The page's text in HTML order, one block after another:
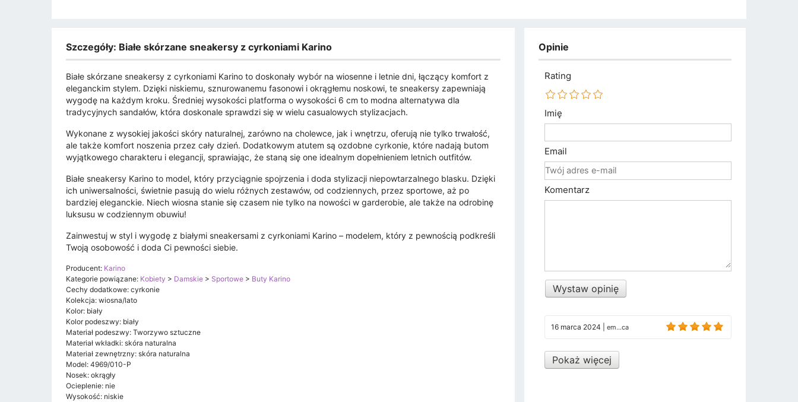
Szczegóły: Białe skórzane sneakersy z cyrkoniami Karino
Białe skórzane sneakersy z cyrkoniami Karino to doskonały wybór na wiosenne i letnie dni, łączący komfort z
eleganckim stylem. Dzięki niskiemu, sznurowanemu fasonowi i okrągłemu noskowi, te sneakersy zapewniają
wygodę na każdym kroku. Średniej wysokości platforma o wysokości 6 cm to modna alternatywa dla
tradycyjnych sandałów, która doskonale sprawdzi się w wielu casualowych stylizacjach.
Wykonane z wysokiej jakości skóry naturalnej, zarówno na cholewce, jak i wnętrzu, oferują nie tylko trwałość,
ale także komfort noszenia przez cały dzień. Dodatkowym atutem są ozdobne cyrkonie, które nadają butom
wyjątkowego charakteru i elegancji, sprawiając, że staną się one idealnym dopełnieniem letnich outfitów.
Białe sneakersy Karino to model, który przyciągnie spojrzenia i doda stylizacji niepowtarzalnego blasku. Dzięki
ich uniwersalności, świetnie pasują do wielu różnych zestawów, od codziennych, przez sportowe, aż po
bardziej eleganckie. Niech wiosna stanie się czasem nie tylko na nowości w garderobie, ale także na odrobinę
luksusu w codziennym obuwiu!
Zainwestuj w styl i wygodę z białymi sneakersami z cyrkoniami Karino – modelem, który z pewnością podkreśli
Twoją osobowość i doda Ci pewności siebie.
Producent: Karino
Kategorie powiązane: Kobiety > Damskie > Sportowe > Buty Karino
Cechy dodatkowe: cyrkonie
Kolekcja: wiosna/lato
Kolor: biały
Kolor podeszwy: biały
Materiał podeszwy: Tworzywo sztuczne
Materiał wkładki: skóra naturalna
Materiał zewnętrzny: skóra naturalna
Model: 4969/010-P
Nosek: okrągły
Ocieplenie: nie
Wysokość: niskie
Opinie
Rating
Imię
Email
Komentarz
Wystaw opinię
16 marca 2024 em...ca
Pokaż więcej